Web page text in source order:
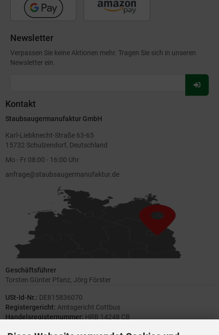
Newsletter
Verpassen Sie keine Aktionen mehr. Tragen Sie sich in unseren
Newsletter ein.
Für
Kontakt
Staubsaugermanufaktur GmbH
Karl-Liebknecht-Straße 63-65
15732 Schulzendorf, Deutschland
Mo - Fr 08:00 - 16:00 Uhr
anfrage@staubsaugermanufaktur.de
Geschäftsführer
Torsten Günter Pfanz, Jörg Förster
USt-Id-Nr.: DE815836070
Registergericht: Amtsgericht Cottbus
Handelsregisternummer: HRB 14248 CB